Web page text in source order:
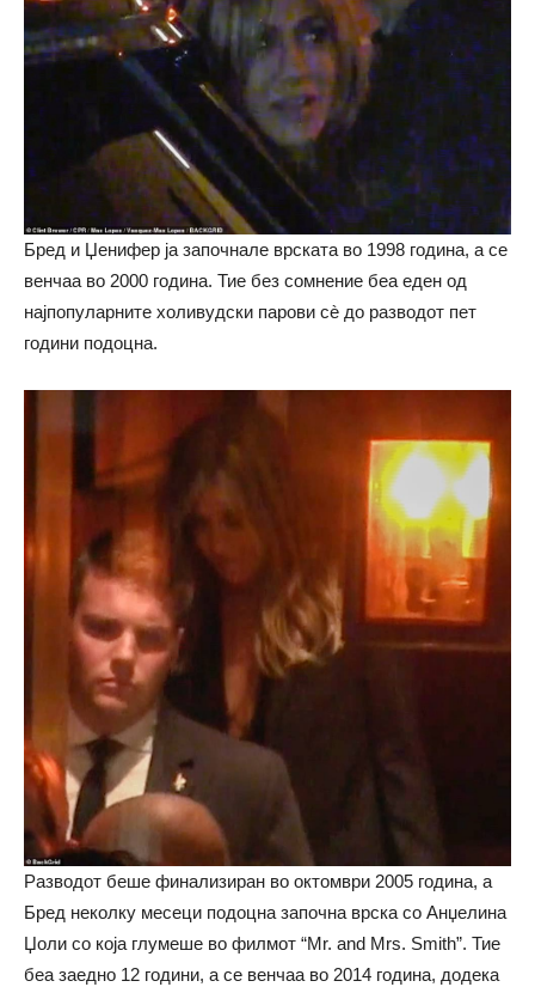
Бред и Џенифер ја започнале врската во 1998 година, а се
венчаа во 2000 година. Тие без сомнение беа еден од
најпопуларните холивудски парови сè до разводот пет
години подоцна.
Разводот беше финализиран во октомври 2005 година, а
Бред неколку месеци подоцна започна врска со Анџелина
Џоли со која глумеше во филмот “Mr. and Mrs. Smith”. Тие
беа заедно 12 години, а се венчаа во 2014 година, додека